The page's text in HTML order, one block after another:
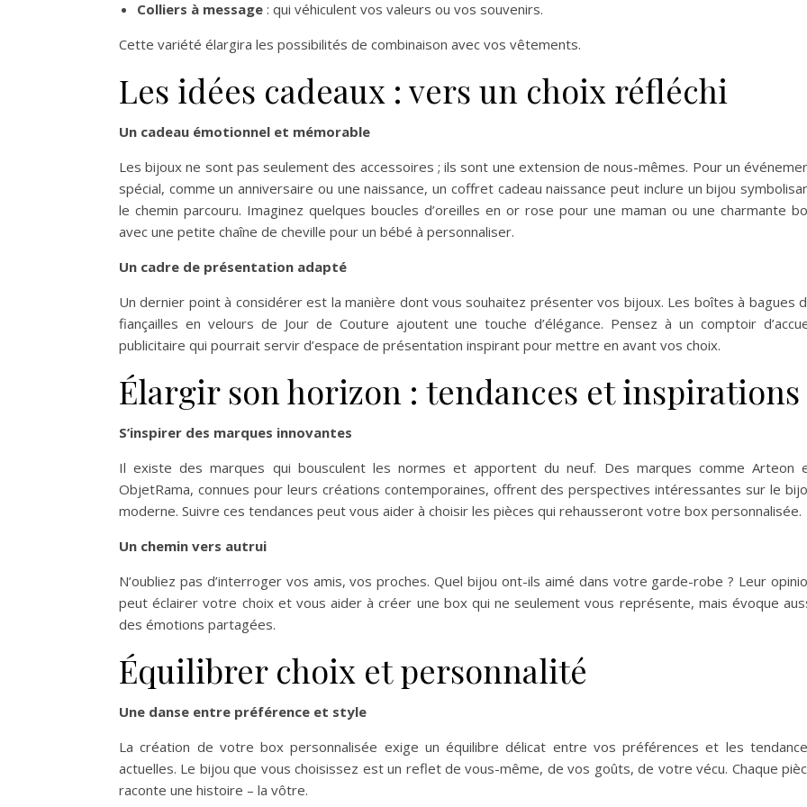
Colliers à message : qui véhiculent vos valeurs ou vos souvenirs.
Cette variété élargira les possibilités de combinaison avec vos vêtements.
Les idées cadeaux : vers un choix réfléchi
Un cadeau émotionnel et mémorable
Les bijoux ne sont pas seulement des accessoires ; ils sont une extension de nous-mêmes. Pour un
spécial, comme un anniversaire ou une naissance, un coffret cadeau naissance peut inclure un bijou
le chemin parcouru. Imaginez quelques boucles d’oreilles en or rose pour une maman ou une charmante
avec une petite chaîne de cheville pour un bébé à personnaliser.
Un cadre de présentation adapté
Un dernier point à considérer est la manière dont vous souhaitez présenter vos bijoux. Les boîtes à bagues
fiançailles en velours de Jour de Couture ajoutent une touche d’élégance. Pensez à un comptoir
publicitaire qui pourrait servir d’espace de présentation inspirant pour mettre en avant vos choix.
Élargir son horizon : tendances et inspirations
S’inspirer des marques innovantes
Il existe des marques qui bousculent les normes et apportent du neuf. Des marques comme Arteon
ObjetRama, connues pour leurs créations contemporaines, offrent des perspectives intéressantes sur le
moderne. Suivre ces tendances peut vous aider à choisir les pièces qui rehausseront votre box personnalisée.
Un chemin vers autrui
N’oubliez pas d’interroger vos amis, vos proches. Quel bijou ont-ils aimé dans votre garde-robe ? Leur
peut éclairer votre choix et vous aider à créer une box qui ne seulement vous représente, mais évoque
des émotions partagées.
Équilibrer choix et personnalité
Une danse entre préférence et style
La création de votre box personnalisée exige un équilibre délicat entre vos préférences et les
actuelles. Le bijou que vous choisissez est un reflet de vous-même, de vos goûts, de votre vécu. Chaque
raconte une histoire – la vôtre.